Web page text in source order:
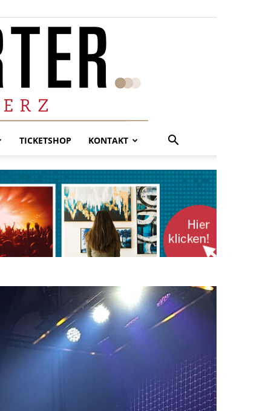
TICKETSHOP KONTAKT